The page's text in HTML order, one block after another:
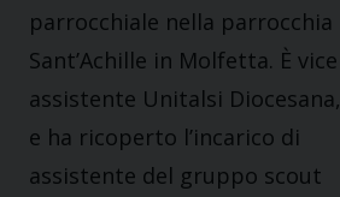
parrocchiale nella parrocchia
Sant’Achille in Molfetta. È vice
assistente Unitalsi Diocesana,
e ha ricoperto l’incarico di
assistente del gruppo scout